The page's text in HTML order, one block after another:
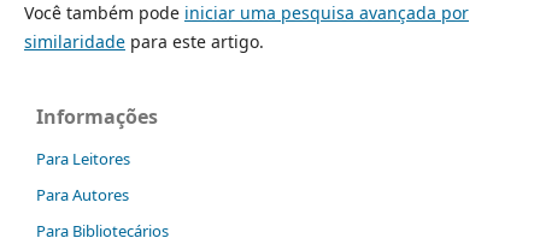
Você também pode iniciar uma pesquisa avançada por
similaridadepara este artigo.
Informações
Para Leitores
Para Autores
Para Bibliotecários